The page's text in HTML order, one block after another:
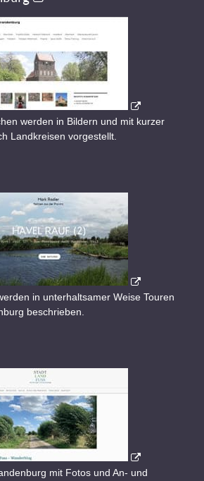
werden in Bildern und mit kurzer
Landkreisen vorgestellt.
in unterhaltsamer Weise Touren
beschrieben.
mit Fotos und An- und